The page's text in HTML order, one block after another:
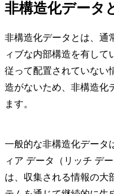
非構造化データ
非構造化データとは、通
ィブな内部構造を有して
従って配置されていない
造がないため、非構造化
ます。
一般的な非構造化データ
ィア データ（リッチ デ
は、収集される情報の大